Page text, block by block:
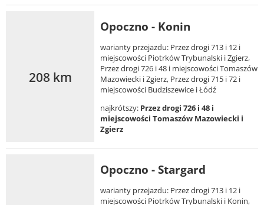
208 km
Opoczno - Konin
warianty przejazdu: Przez drogi 713 i 12 i
miejscowości Piotrków Trybunalski i Zgierz,
Przez drogi 726 i 48 i miejscowości Tomaszów
Mazowiecki i Zgierz, Przez drogi 715 i 72 i
miejscowości Budziszewice i Łódź
najkrótszy: Przez drogi 726 i 48 i
miejscowości Tomaszów Mazowiecki i
Zgierz
Opoczno - Stargard
warianty przejazdu: Przez drogi 713 i 12 i
miejscowości Piotrków Trybunalski i Konin,